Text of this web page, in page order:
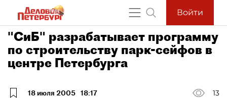
Войти
"СиБ" разрабатывает программу
по строительству парк-сейфов в
центре Петербурга
18 июля 2005 18:17
13